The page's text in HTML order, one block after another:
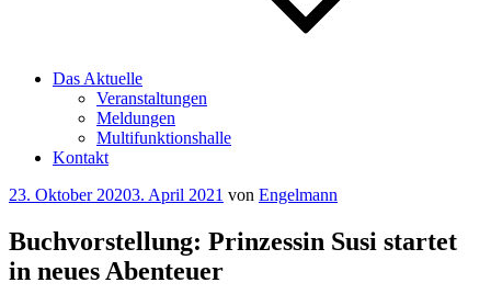
Das Aktuelle
Veranstaltungen
Meldungen
Multifunktionshalle
Kontakt
Veröffentlicht
23. Oktober 20203. April 2021 von Engelmann
Buchvorstellung: Prinzessin Susi startet
in neues Abenteuer